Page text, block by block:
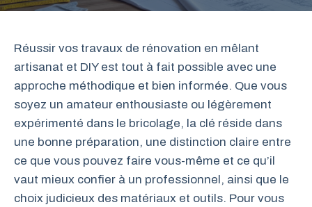
Réussir vos travaux de rénovation en mêlant
artisanat et DIY est tout à fait possible avec une
approche méthodique et bien informée. Que vous
soyez un amateur enthousiaste ou légèrement
expérimenté dans le bricolage, la clé réside dans
une bonne préparation, une distinction claire entre
ce que vous pouvez faire vous-même et ce qu’il
vaut mieux confier à un professionnel, ainsi que le
choix judicieux des matériaux et outils. Pour vous